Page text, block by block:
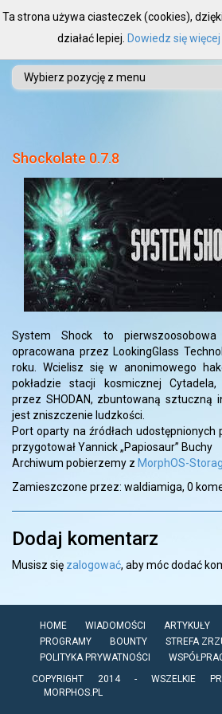
Shockolate 0.7.8
System Shock to
opracowana przez LookingGlass
roku. Wcielisz się w anonimowego
pokładzie stacji kosmicznej
przez SHODAN, zbuntowaną sztuczną
jest zniszczenie ludzkości.
Port oparty na źródłach udostępnionych
przygotował Yannick „Papiosaur” Buchy
Archiwum pobierzemy z MorphOS-
Zamieszczone przez: waldiamiga, 0
Dodaj komentarz
Musisz się zalogować, aby móc dodać
HOME WIADOMOŚCI ARTYKUŁY
PROGRAMY
BOUNTY
STREFA
POLITYKA PRYWATNOŚCI
COPYRIGHT 2014 - WSZELKIE
MORPHOS.PL
Ta strona używa ciasteczek (cookies),
działać lepiej. Dowiedz się więcej